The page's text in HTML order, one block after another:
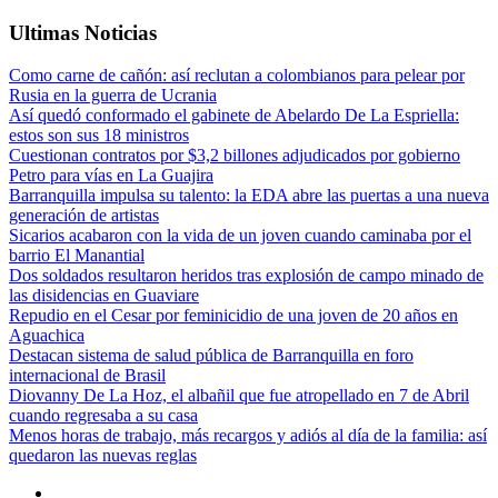
Ultimas Noticias
Como carne de cañón: así reclutan a colombianos para pelear por
Rusia en la guerra de Ucrania
Así quedó conformado el gabinete de Abelardo De La Espriella:
estos son sus 18 ministros
Cuestionan contratos por $3,2 billones adjudicados por gobierno
Petro para vías en La Guajira
Barranquilla impulsa su talento: la EDA abre las puertas a una nueva
generación de artistas
Sicarios acabaron con la vida de un joven cuando caminaba por el
barrio El Manantial
Dos soldados resultaron heridos tras explosión de campo minado de
las disidencias en Guaviare
Repudio en el Cesar por feminicidio de una joven de 20 años en
Aguachica
Destacan sistema de salud pública de Barranquilla en foro
internacional de Brasil
Diovanny De La Hoz, el albañil que fue atropellado en 7 de Abril
cuando regresaba a su casa
Menos horas de trabajo, más recargos y adiós al día de la familia: así
quedaron las nuevas reglas